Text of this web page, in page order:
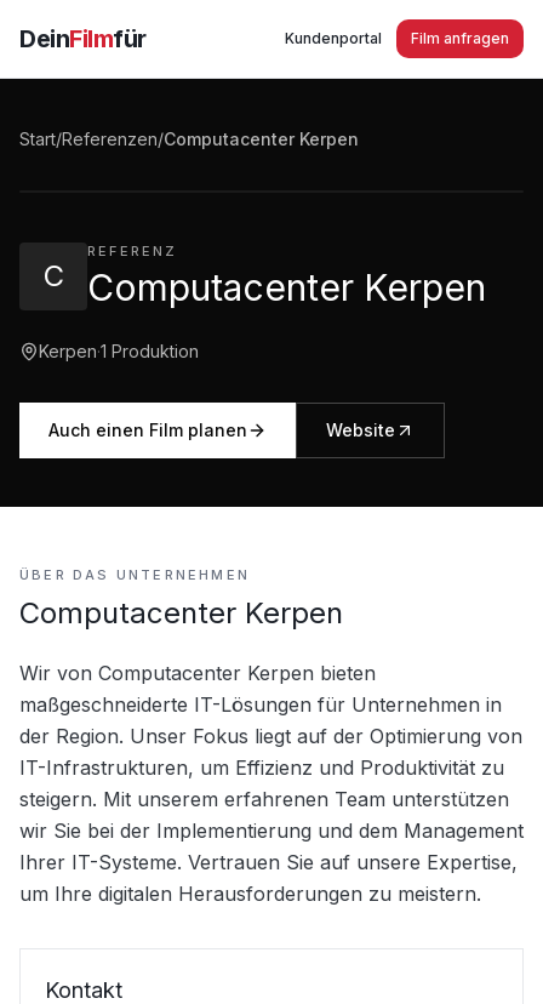
DeinFilmfür Kundenportal Film anfragen
Start/Referenzen/Computacenter Kerpen
C
REFERENZ
Computacenter Kerpen
Kerpen·1 Produktion
Auch einen Film planen Website
Computacenter Kerpen
ÜBER DAS UNTERNEHMEN
Computacenter Kerpen
Wir von Computacenter Kerpen bieten
maßgeschneiderte IT-Lösungen für Unternehmen in
der Region. Unser Fokus liegt auf der Optimierung von
IT-Infrastrukturen, um Effizienz und Produktivität zu
steigern. Mit unserem erfahrenen Team unterstützen
wir Sie bei der Implementierung und dem Management
Ihrer IT-Systeme. Vertrauen Sie auf unsere Expertise,
um Ihre digitalen Herausforderungen zu meistern.
Kontakt